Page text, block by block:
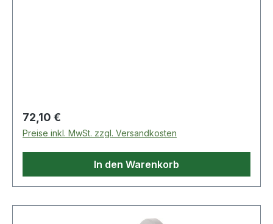
Regulärer Preis:
72,10 €
Preise inkl. MwSt. zzgl. Versandkosten
In den Warenkorb